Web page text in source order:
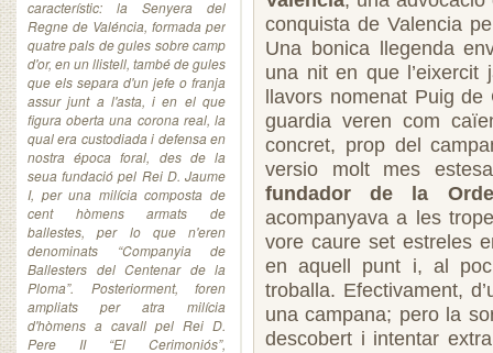
característic: la Senyera del
Regne de Valéncia, formada per
quatre pals de gules sobre camp
d'or, en un llistell, també de gules
que els separa d'un jefe o franja
assur junt a l'asta, i en el que
figura oberta una corona real, la
qual era custodiada i defensa en
nostra época foral, des de la
seua fundació pel Rei D. Jaume
I, per una milícia composta de
cent hòmens armats de
ballestes, per lo que n'eren
denominats “Companyia de
Ballesters del Centenar de la
Ploma”. Posteriorment, foren
ampliats per atra milícia
d'hòmens a cavall pel Rei D.
Pere II “El Cerimoniós”,
conquista de Valencia
Una bonica llegenda
una nit en que l’eixercit
llavors nomenat Puig
guardia veren com
concret, prop del
versio molt mes
fundador de la
acompanyava a les
vore caure set estreles
en aquell punt i, al
troballa. Efectivament,
una campana; pero la
descobert i intentar